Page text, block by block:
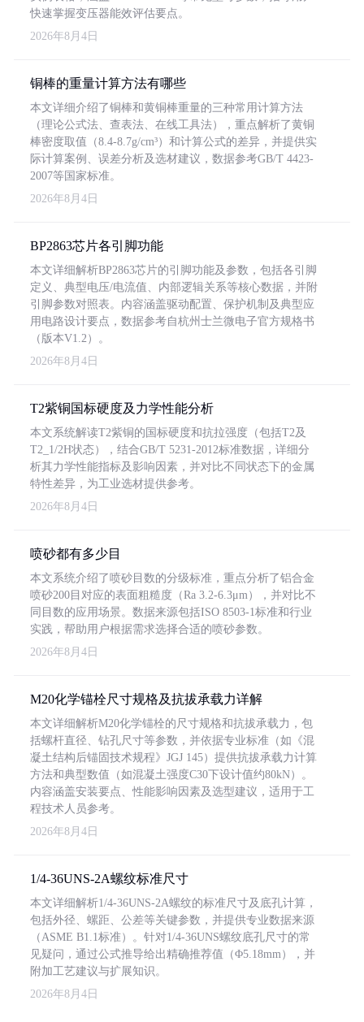
快速掌握变压器能效评估要点。
2026年8月4日
铜棒的重量计算方法有哪些
本文详细介绍了铜棒和黄铜棒重量的三种常用计算方法
（理论公式法、查表法、在线工具法），重点解析了黄铜
棒密度取值（8.4-8.7g/cm³）和计算公式的差异，并提供实
际计算案例、误差分析及选材建议，数据参考GB/T 4423-
2007等国家标准。
2026年8月4日
BP2863芯片各引脚功能
本文详细解析BP2863芯片的引脚功能及参数，包括各引脚
定义、典型电压/电流值、内部逻辑关系等核心数据，并附
引脚参数对照表。内容涵盖驱动配置、保护机制及典型应
用电路设计要点，数据参考自杭州士兰微电子官方规格书
（版本V1.2）。
2026年8月4日
T2紫铜国标硬度及力学性能分析
本文系统解读T2紫铜的国标硬度和抗拉强度（包括T2及
T2_1/2H状态），结合GB/T 5231-2012标准数据，详细分
析其力学性能指标及影响因素，并对比不同状态下的金属
特性差异，为工业选材提供参考。
2026年8月4日
喷砂都有多少目
本文系统介绍了喷砂目数的分级标准，重点分析了铝合金
喷砂200目对应的表面粗糙度（Ra 3.2-6.3μm），并对比不
同目数的应用场景。数据来源包括ISO 8503-1标准和行业
实践，帮助用户根据需求选择合适的喷砂参数。
2026年8月4日
M20化学锚栓尺寸规格及抗拔承载力详解
本文详细解析M20化学锚栓的尺寸规格和抗拔承载力，包
括螺杆直径、钻孔尺寸等参数，并依据专业标准（如《混
凝土结构后锚固技术规程》JGJ 145）提供抗拔承载力计算
方法和典型数值（如混凝土强度C30下设计值约80kN）。
内容涵盖安装要点、性能影响因素及选型建议，适用于工
程技术人员参考。
2026年8月4日
1/4-36UNS-2A螺纹标准尺寸
本文详细解析1/4-36UNS-2A螺纹的标准尺寸及底孔计算，
包括外径、螺距、公差等关键参数，并提供专业数据来源
（ASME B1.1标准）。针对1/4-36UNS螺纹底孔尺寸的常
见疑问，通过公式推导给出精确推荐值（Φ5.18mm），并
附加工艺建议与扩展知识。
2026年8月4日